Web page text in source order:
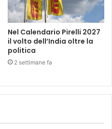
Nel Calendario Pirelli 2027
il volto dell’India oltre la
politica
2 settimane fa